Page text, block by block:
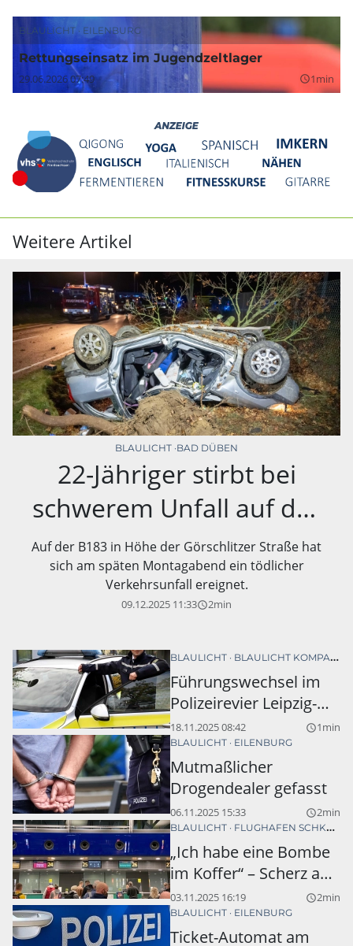
BLAULICHT EILENBURG
Rettungseinsatz im Jugendzeltlager
29.06.2026 07:49 query_builder1min
Weitere Artikel
BLAULICHT BAD DÜBEN
22-Jähriger stirbt bei
schwerem Unfall auf der
B183
Auf der B183 in Höhe der Görschlitzer Straße hat
sich am späten Montagabend ein tödlicher
Verkehrsunfall ereignet.
09.12.2025 11:33query_builder2min
BLAULICHT BLAULICHT KOMPAKT
Führungswechsel im
Polizeirevier Leipzig-
Nord
18.11.2025 08:42 query_builder1min
BLAULICHT EILENBURG
Mutmaßlicher
Drogendealer gefasst
06.11.2025 15:33 query_builder2min
BLAULICHT FLUGHAFEN SCHKEUDITZ
„Ich habe eine Bombe
im Koffer“ – Scherz am
Flughafen endet teuer
03.11.2025 16:19 query_builder2min
BLAULICHT EILENBURG
Ticket-Automat am